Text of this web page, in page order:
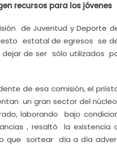
recursos para los jóvenes
de Juventud y Deporte
estatal de egresos se
dejar de ser sólo utilizados
de esa comisión, el
un gran sector del
laborando bajo
, resaltó la
que sortear día a día